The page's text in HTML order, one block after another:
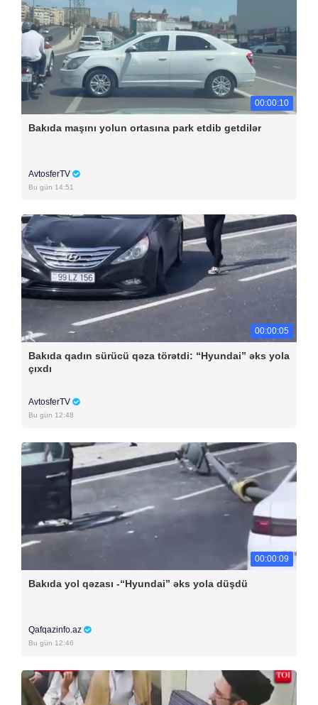
00:00:10
Bakıda maşını yolun ortasına park etdib getdilər
AvtosferTV
Bu gün 14:51
00:00:05
Bakıda qadın sürücü qəza törətdi: “Hyundai” əks yola
çıxdı
AvtosferTV
Bu gün 12:48
00:00:09
Bakıda yol qəzası -“Hyundai” əks yola düşdü
Qafqazinfo.az
Bu gün 12:46